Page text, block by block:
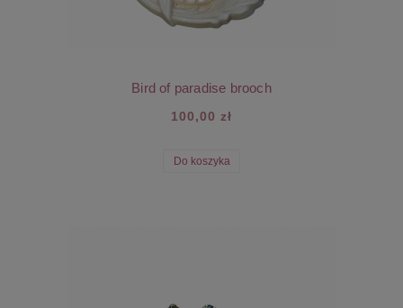
Bird of paradise brooch
100,00 zł
Do koszyka